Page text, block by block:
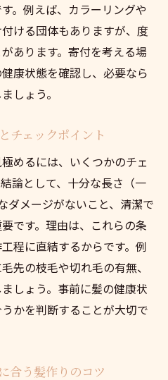
。例えば、カラーリングや
ける団体もありますが、度
あります。寄付を考える場
康状態を確認し、必要なら
しょう。
チェックポイント
めるには、いくつかのチェ
論として、十分な長さ（一
ダメージがないこと、清潔で
です。理由は、これらの条
程に直結するからです。例
先の枝毛や切れ毛の有無、
しょう。事前に髪の健康状
かを判断することが大切で
合う髪作りのコツ